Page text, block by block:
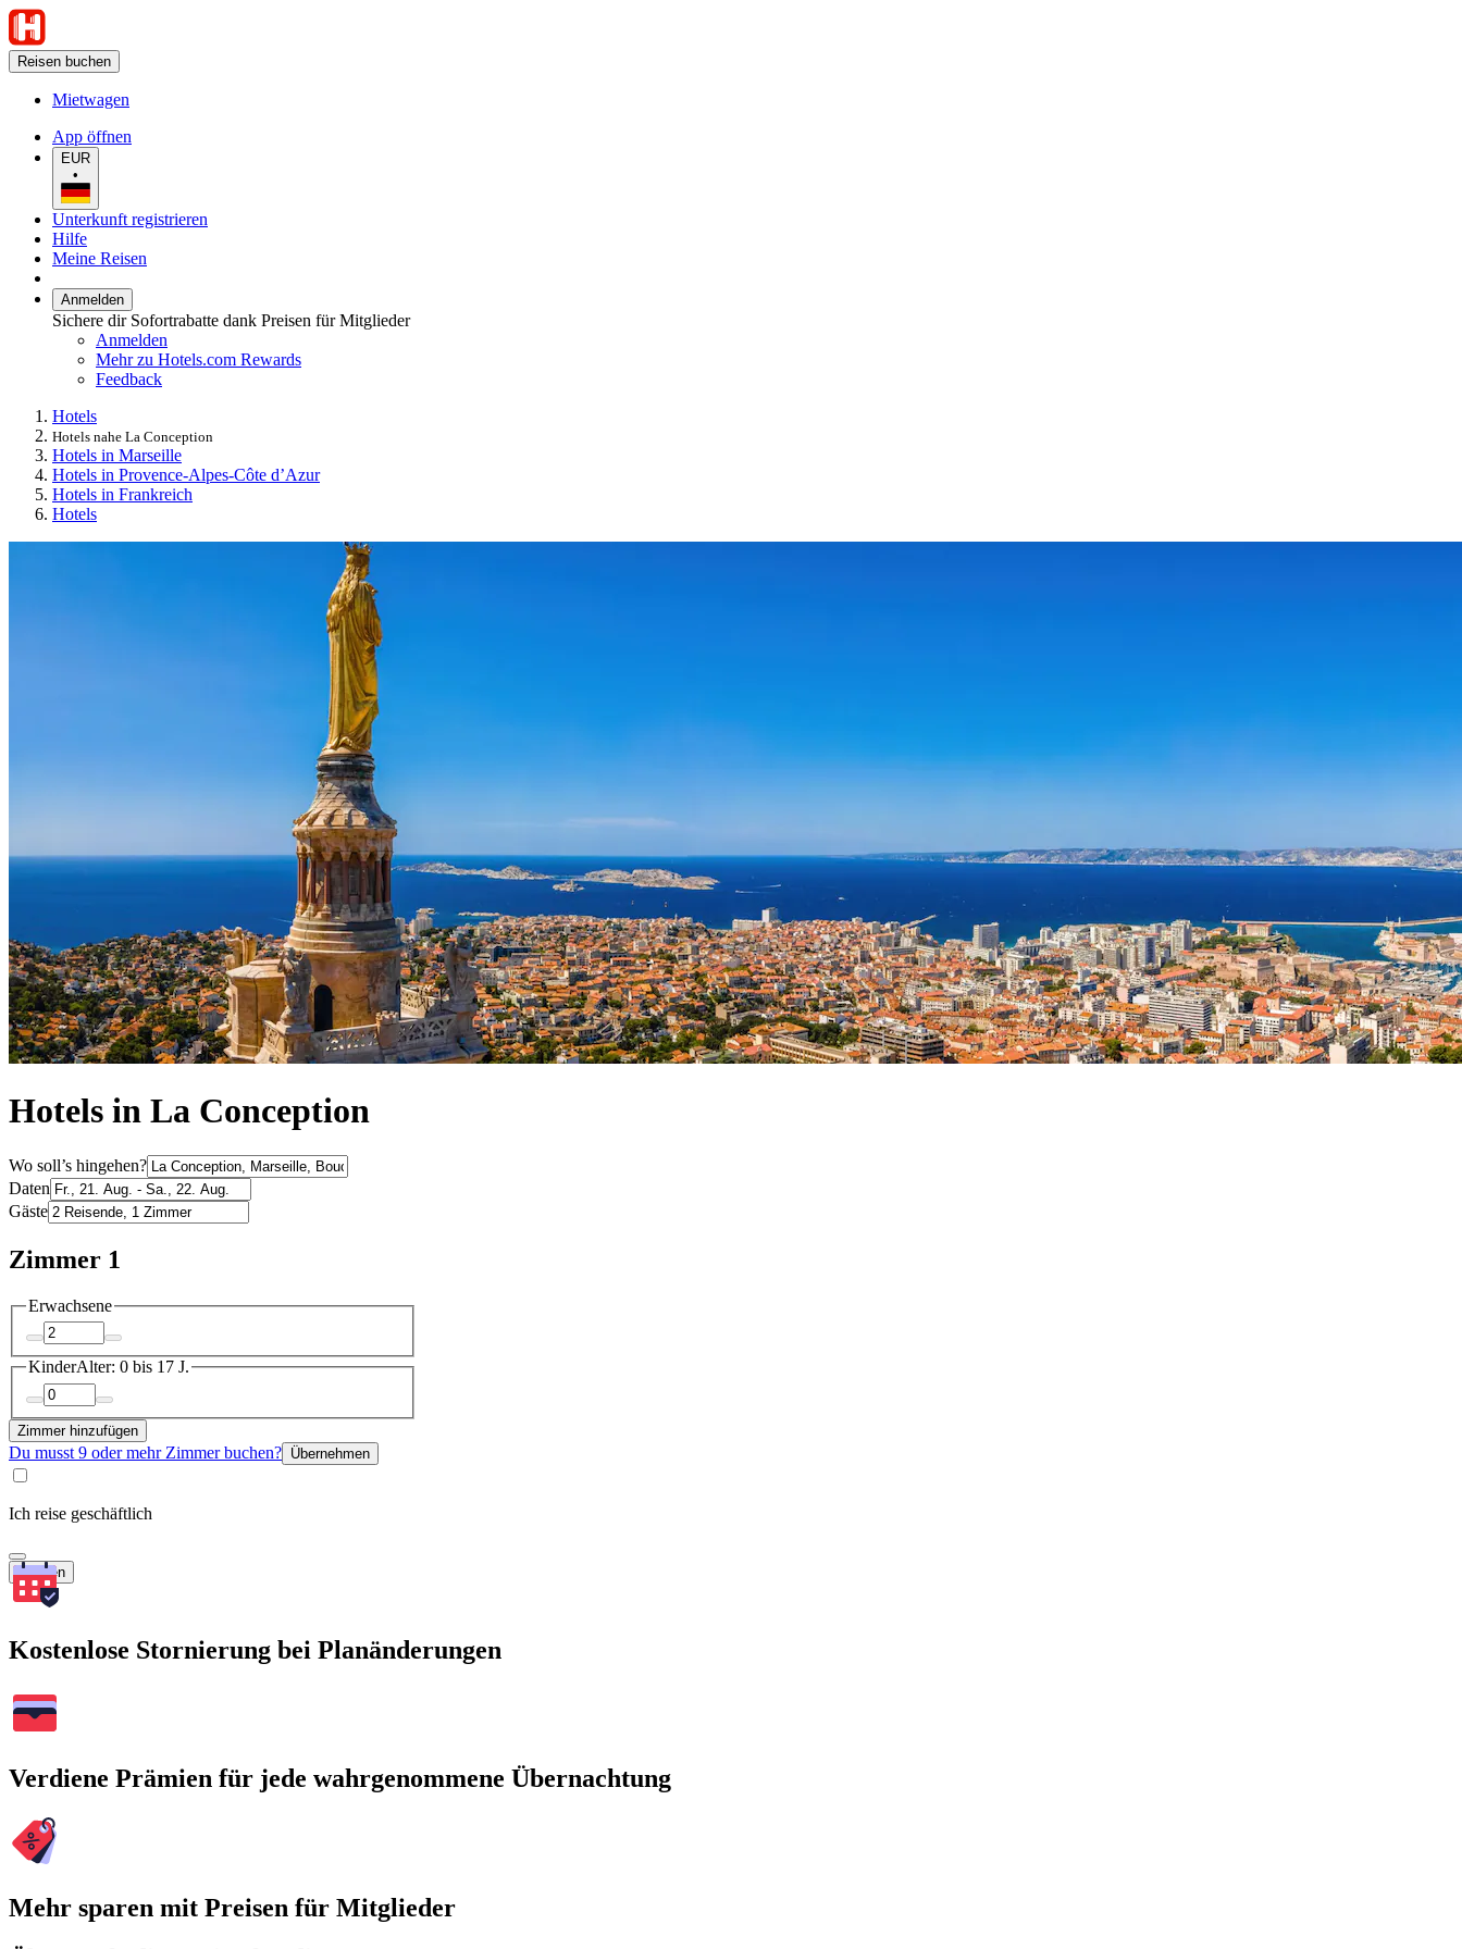
Reisen buchen
Mietwagen
App öffnen
EUR
•
Unterkunft registrieren
Hilfe
Meine Reisen
Anmelden
Sichere dir Sofortrabatte dank Preisen für Mitglieder
Anmelden
Mehr zu Hotels.com Rewards
Feedback
Hotels
Hotels nahe La Conception
Hotels in Marseille
Hotels in Provence-Alpes-Côte d’Azur
Hotels in Frankreich
Hotels
Hotels in La Conception
Wo soll’s hingehen?
Daten
Gäste
Zimmer 1
Erwachsene
KinderAlter: 0 bis 17 J.
Zimmer hinzufügen
Du musst 9 oder mehr Zimmer buchen? Übernehmen
Ich reise geschäftlich
Suchen
Kostenlose Stornierung bei Planänderungen
Verdiene Prämien für jede wahrgenommene Übernachtung
Mehr sparen mit Preisen für Mitglieder